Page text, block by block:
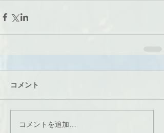
コメント
コメントを追加…